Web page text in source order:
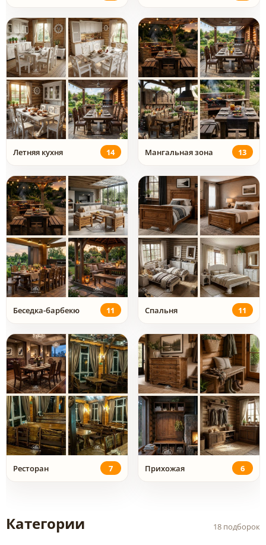
Летняя кухня 14 Мангальная зона 13
Беседка-барбекю 11 Спальня 11
Ресторан 7 Прихожая 6
Категории 18 подборок